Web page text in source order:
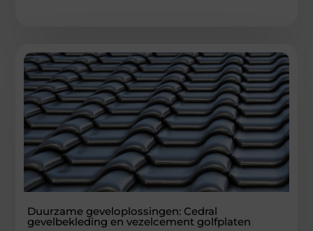
Duurzame geveloplossingen: Cedral
gevelbekleding en vezelcement golfplaten